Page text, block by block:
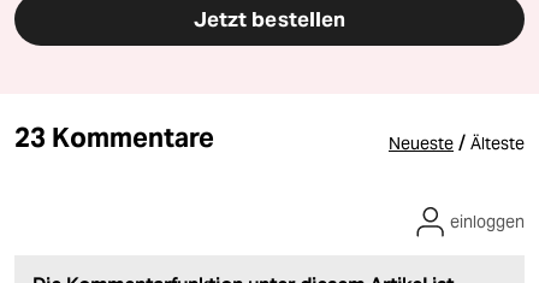
Jetzt bestellen
23 Kommentare Neueste / Älteste
einloggen